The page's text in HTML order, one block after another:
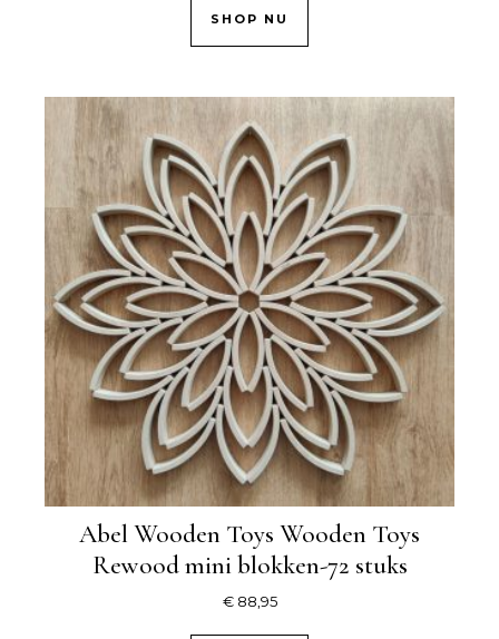
SHOP NU
Abel Wooden Toys Wooden Toys
Rewood mini blokken-72 stuks
€88,95